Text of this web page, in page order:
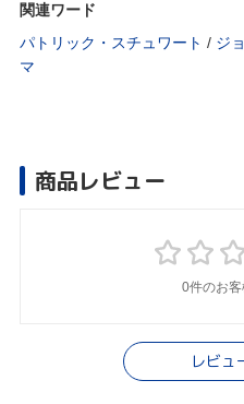
関連ワード
パトリック・スチュワート / ジ
マ
商品レビュー
0件のお
レビュ